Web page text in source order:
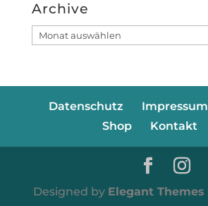
Archive
Archive
Datenschutz Impressum
Shop
Kontakt
Designed by Elegant Themes